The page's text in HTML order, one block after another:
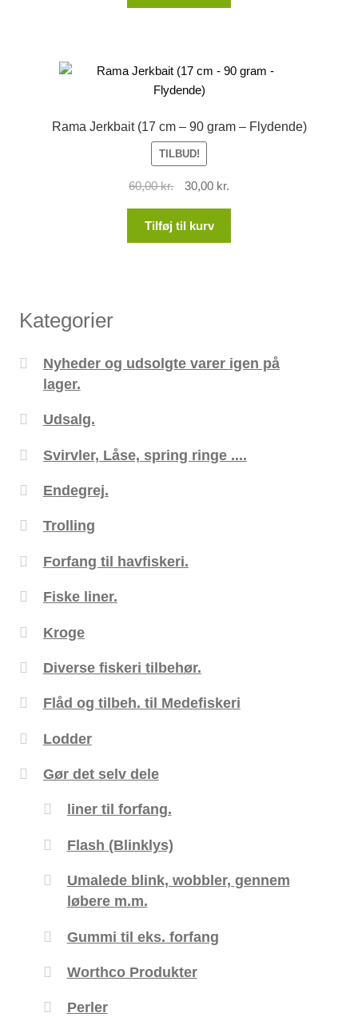
var:
er:
Rama Jerkbait (17 cm – 90 gram – Flydende)
TILBUD!
60,00kr.
Den
pris
var:
30,00 kr.
er:
Tilføj til kurv
Kategorier
Nyheder og udsolgte varer igen på
lager.
Udsalg.
Svirvler, Låse, spring ringe ....
Endegrej.
Trolling
Forfang til havfiskeri.
Fiske liner.
Kroge
Diverse fiskeri tilbehør.
Flåd og tilbeh. til Medefiskeri
Lodder
Gør det selv dele
liner til forfang.
Flash (Blinklys)
Umalede blink, wobbler, gennem
løbere m.m.
Gummi til eks. forfang
Worthco Produkter
Perler